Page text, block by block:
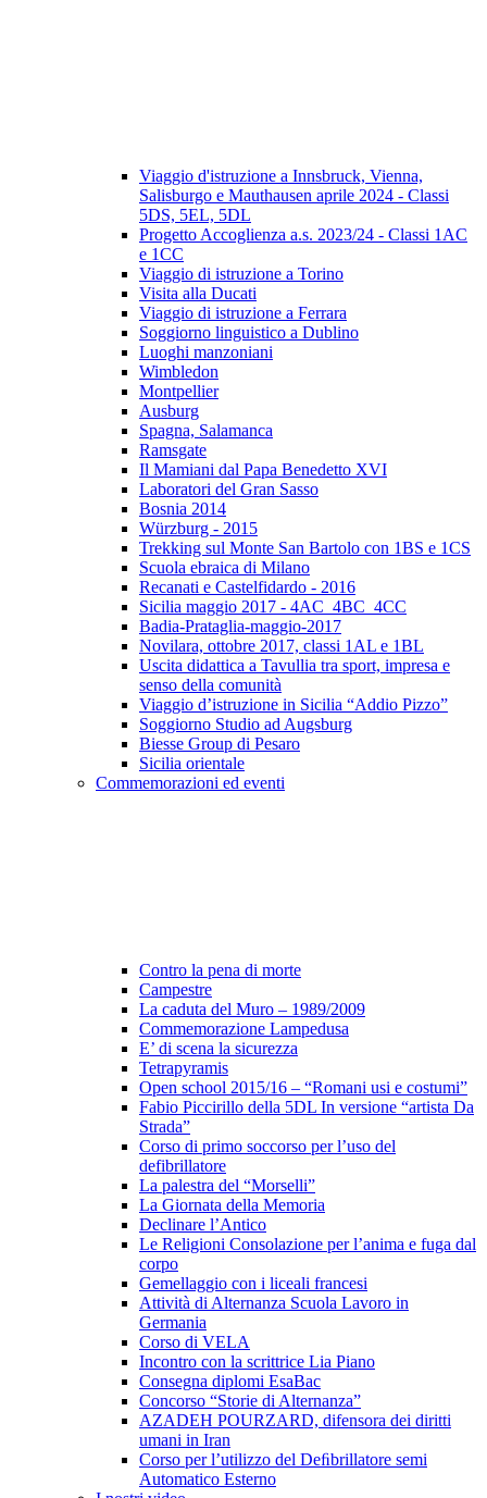
Viaggio d'istruzione a Innsbruck, Vienna,
Salisburgo e Mauthausen aprile 2024 - Classi
5DS, 5EL, 5DL
Progetto Accoglienza a.s. 2023/24 - Classi 1AC
e 1CC
Viaggio di istruzione a Torino
Visita alla Ducati
Viaggio di istruzione a Ferrara
Soggiorno linguistico a Dublino
Luoghi manzoniani
Wimbledon
Montpellier
Ausburg
Spagna, Salamanca
Ramsgate
Il Mamiani dal Papa Benedetto XVI
Laboratori del Gran Sasso
Bosnia 2014
Würzburg - 2015
Trekking sul Monte San Bartolo con 1BS e 1CS
Scuola ebraica di Milano
Recanati e Castelfidardo - 2016
Sicilia maggio 2017 - 4AC_4BC_4CC
Badia-Prataglia-maggio-2017
Novilara, ottobre 2017, classi 1AL e 1BL
Uscita didattica a Tavullia tra sport, impresa e
senso della comunità
Viaggio d’istruzione in Sicilia “Addio Pizzo”
Soggiorno Studio ad Augsburg
Biesse Group di Pesaro
Sicilia orientale
Commemorazioni ed eventi
Contro la pena di morte
Campestre
La caduta del Muro – 1989/2009
Commemorazione Lampedusa
E’ di scena la sicurezza
Tetrapyramis
Open school 2015/16 – “Romani usi e costumi”
Fabio Piccirillo della 5DL In versione “artista Da
Strada”
Corso di primo soccorso per l’uso del
defibrillatore
La palestra del “Morselli”
La Giornata della Memoria
Declinare l’Antico
Le Religioni Consolazione per l’anima e fuga dal
corpo
Gemellaggio con i liceali francesi
Attività di Alternanza Scuola Lavoro in
Germania
Corso di VELA
Incontro con la scrittrice Lia Piano
Consegna diplomi EsaBac
Concorso “Storie di Alternanza”
AZADEH POURZARD, difensora dei diritti
umani in Iran
Corso per l’utilizzo del Deﬁbrillatore semi
Automatico Esterno